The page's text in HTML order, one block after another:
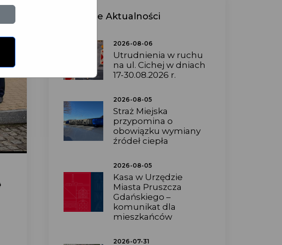
Ostatnie Aktualności
2026-08-06
Utrudnienia w ruchu
na ul. Cichej w dniach
17-30.08.2026 r.
2026-08-05
Straż Miejska
przypomina o
obowiązku wymiany
źródeł ciepła
2026-08-05
Kasa w Urzędzie
Miasta Pruszcza
Gdańskiego –
komunikat dla
mieszkańców
2026-07-31